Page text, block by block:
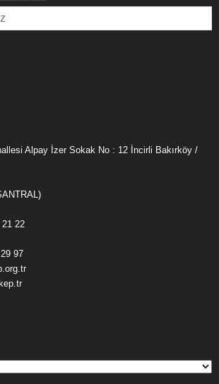
Alpay İzer Sokak No : 12 İncirli Bakırköy /
22
97